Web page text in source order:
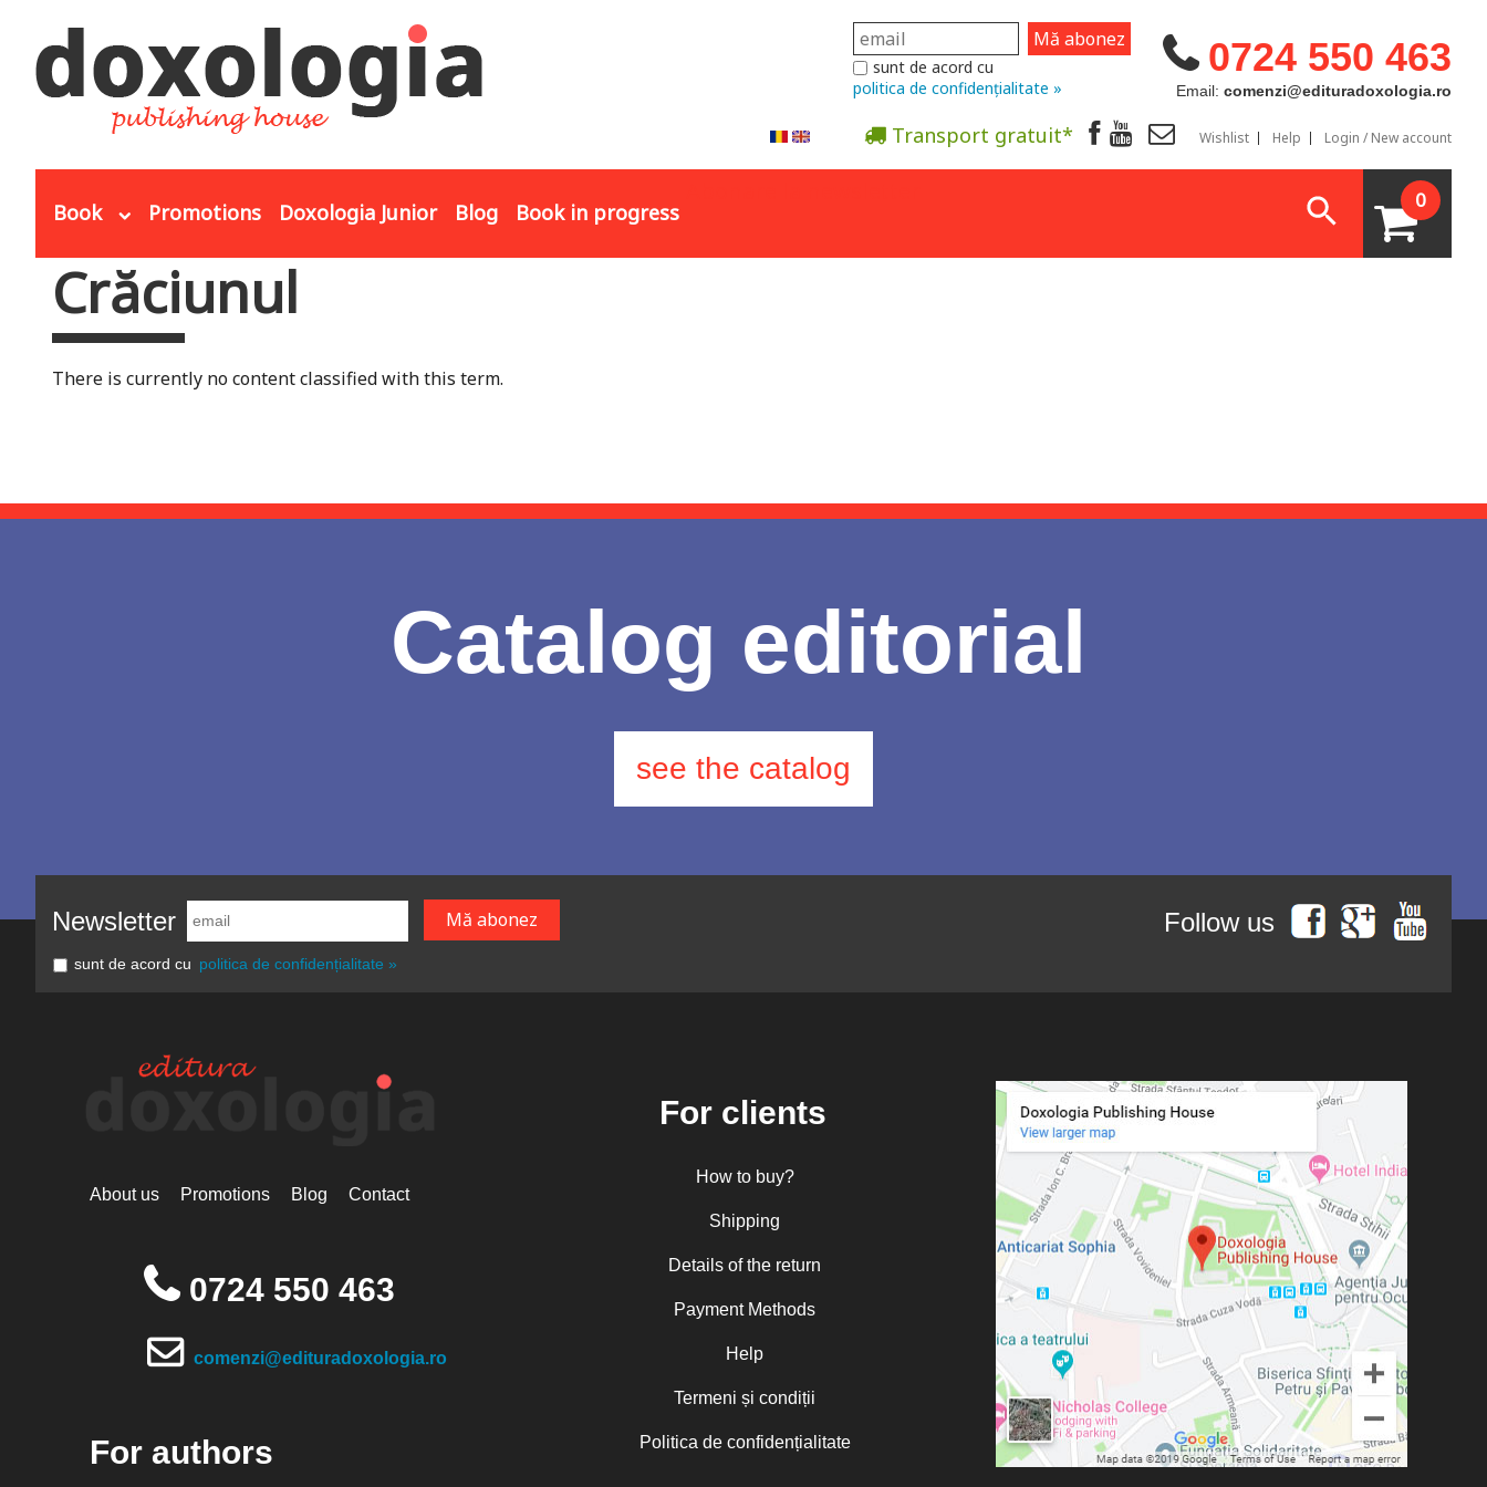
0724 550 463
Email: comenzi@edituradoxologia.ro
sunt de acord cu
politica de confidențialitate »
Transport gratuit* Wishlist Help Login / New account
Book Promotions Doxologia Junior Blog Book in progress 0
You are here
Crăciunul
There is currently no content classified with this term.
Catalog editorial
see the catalog
Newsletter
sunt de acord cu politica de confidențialitate »
Follow us
About us Promotions Blog Contact
0724 550 463
comenzi@edituradoxologia.ro
For authors
For clients
How to buy?
Shipping
Details of the return
Payment Methods
Help
Termeni și condiții
Politica de confidențialitate